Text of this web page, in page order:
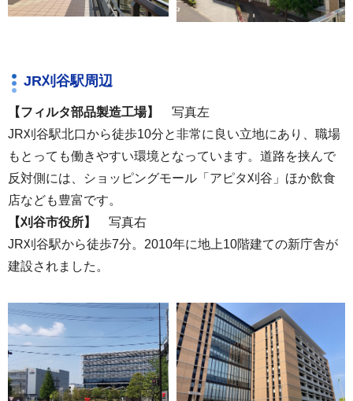
JR刈谷駅周辺
【フィルタ部品製造工場】
写真左
JR刈谷駅北口から徒歩10分と非常に良い立地にあり、職場
もとっても働きやすい環境となっています。道路を挟んで
反対側には、ショッピングモール「アピタ刈谷」ほか飲食
店なども豊富です。
【刈谷市役所】
写真右
JR刈谷駅から徒歩7分。2010年に地上10階建ての新庁舎が
建設されました。